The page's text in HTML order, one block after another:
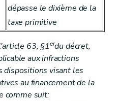
dépasse le dixième de la
taxe primitive
63, §1erdu décret,
aux infractions
dispositions visant les
au financement de la
comme suit: